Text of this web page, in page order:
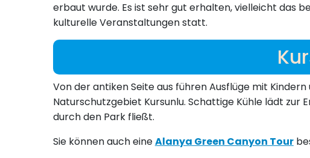
erbaut wurde. Es ist sehr gut erhalten, vielleicht das
kulturelle Veranstaltungen statt.
Von der antiken Seite aus führen Ausflüge mit
Naturschutzgebiet Kursunlu. Schattige Kühle lädt zur
durch den Park fließt.
Sie können auch eineAlanya Green Canyon Tour